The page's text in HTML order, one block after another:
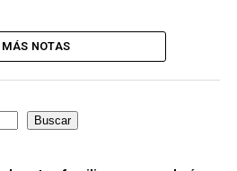
MÁS NOTAS
Buscar